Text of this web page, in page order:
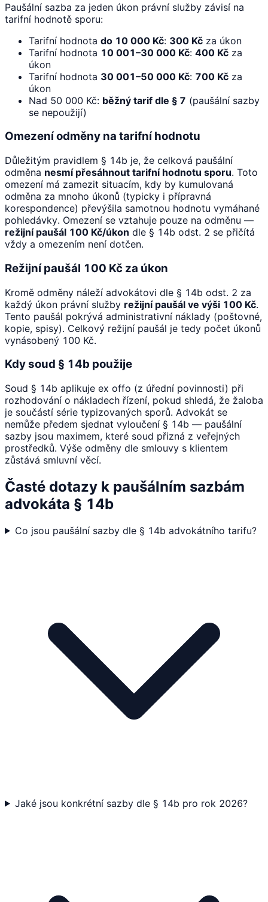
Paušální sazba za jeden úkon právní služby závisí na
tarifní hodnotě sporu:
Tarifní hodnota do 10 000 Kč: 300 Kč za úkon
Tarifní hodnota 10 001–30 000 Kč: 400 Kč za
úkon
Tarifní hodnota 30 001–50 000 Kč: 700 Kč za
úkon
Nad 50 000 Kč: běžný tarif dle § 7 (paušální sazby
se nepoužijí)
Omezení odměny na tarifní hodnotu
Důležitým pravidlem § 14b je, že celková paušální
odměna nesmí přesáhnout tarifní hodnotu sporu. Toto
omezení má zamezit situacím, kdy by kumulovaná
odměna za mnoho úkonů (typicky i přípravná
korespondence) převýšila samotnou hodnotu vymáhané
pohledávky. Omezení se vztahuje pouze na odměnu —
režijní paušál 100 Kč/úkon dle § 14b odst. 2 se přičítá
vždy a omezením není dotčen.
Režijní paušál 100 Kč za úkon
Kromě odměny náleží advokátovi dle § 14b odst. 2 za
každý úkon právní služby režijní paušál ve výši 100 Kč.
Tento paušál pokrývá administrativní náklady (poštovné,
kopie, spisy). Celkový režijní paušál je tedy počet úkonů
vynásobený 100 Kč.
Kdy soud § 14b použije
Soud § 14b aplikuje ex offo (z úřední povinnosti) při
rozhodování o nákladech řízení, pokud shledá, že žaloba
je součástí série typizovaných sporů. Advokát se
nemůže předem sjednat vyloučení § 14b — paušální
sazby jsou maximem, které soud přizná z veřejných
prostředků. Výše odměny dle smlouvy s klientem
zůstává smluvní věcí.
Časté dotazy k paušálním sazbám
advokáta § 14b
Co jsou paušální sazby dle § 14b advokátního tarifu?
Jaké jsou konkrétní sazby dle § 14b pro rok 2026?